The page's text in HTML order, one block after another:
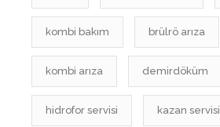
kombi bakım brülrö arıza
kombi arıza demirdöküm
hidrofor servisi kazan servisi